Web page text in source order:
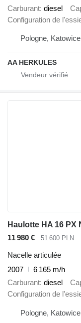
Carburant diesel
Configuration de
Pologne, Katowice
AA HERKULES
Haulotte HA 16 PX
11 980 €
51 600 PLN
Nacelle articulée
2007
6 165 m/h
Carburant diesel
Configuration de
Pologne, Katowice